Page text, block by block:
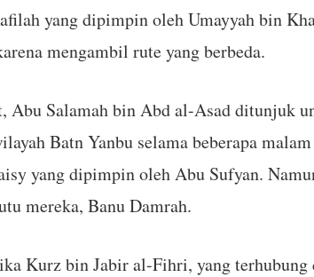
yang dipimpin oleh Umayyah bin
mengambil rute yang berbeda.
Abu Salamah bin Abd al-Asad ditunjuk
Batn Yanbu selama beberapa
yang dipimpin oleh Abu Sufyan.
mereka, Banu Damrah.
Kurz bin Jabir al-Fihri, yang terhubung